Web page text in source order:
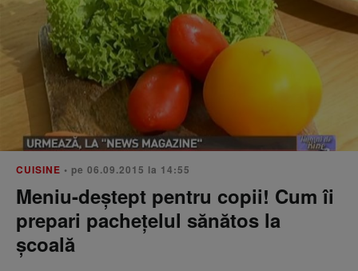
CUISINE • pe 06.09.2015 la 14:55
Meniu-deştept pentru copii! Cum îi
prepari pachețelul sănătos la
școală